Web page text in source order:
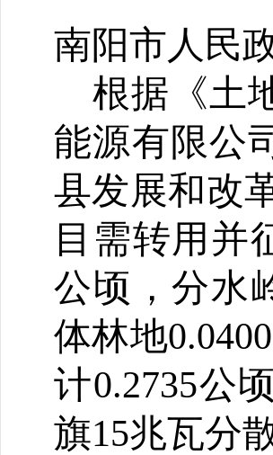
南阳市人民
根据《土
能源有限公
县发展和改
目需转用并
公顷，分水
体林地
计0.2735公
旗15兆瓦分